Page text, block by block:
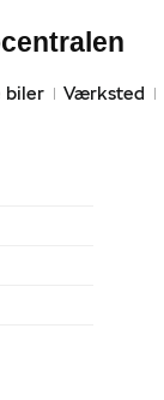
biler Værksted